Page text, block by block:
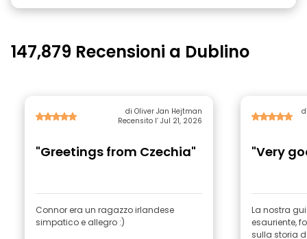
147,879 Recensioni a Dublino
di Oliver Jan Hejtman
Recensito l’ Jul 21, 2026
"Greetings from Czechia"
Connor era un ragazzo irlandese
simpatico e allegro :)
"Very
La nostra
esauriente,
sulla storia